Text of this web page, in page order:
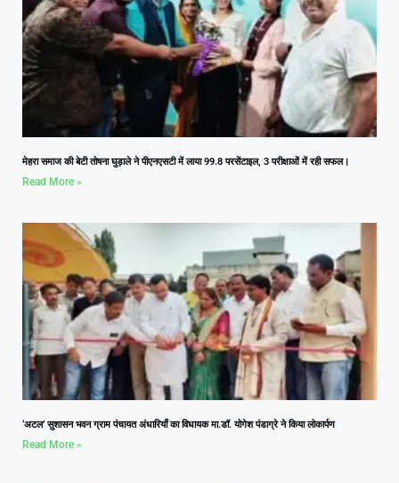
मेहरा समाज की बेटी तोषना घुड़ाले ने पीएनएसटी में लाया 99.8 परसेंटाइल, 3 परीक्षाओं में रही सफल।
Read More »
‘अटल’ सुशासन भवन ग्राम पंचायत अंधारियाँ का विधायक मा.डॉ. योगेश पंडाग्रे ने किया लोकार्पण
Read More »